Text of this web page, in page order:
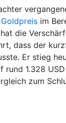
Goldpreis im
die
dass der
Er stieg
rund 1.328
zum